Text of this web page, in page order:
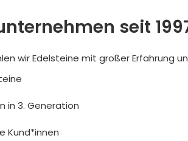
seit
wir Edelsteine mit großer Erfahrung
in 3. Generation
Kund*innen